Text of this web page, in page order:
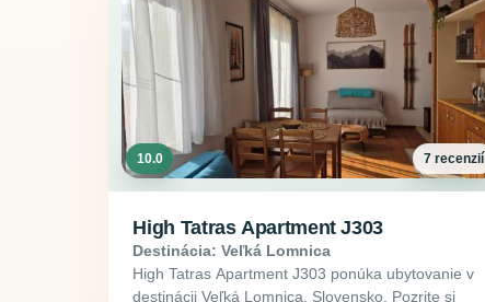
10.0 7 recenzií
High Tatras Apartment J303
Destinácia: Veľká Lomnica
High Tatras Apartment J303 ponúka ubytovanie v
destinácii Veľká Lomnica, Slovensko. Pozrite si